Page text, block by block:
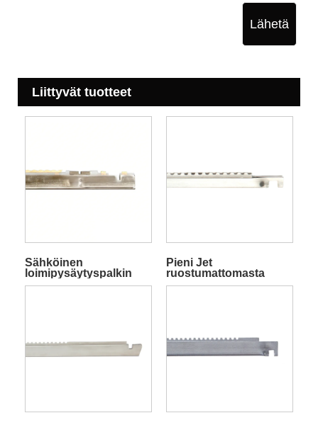
Lähetä
Liittyvät tuotteet
Sähköinen
loimipysäytyspalkin
näyttö
Pieni Jet
ruostumattomasta
teräksestä valmistettu